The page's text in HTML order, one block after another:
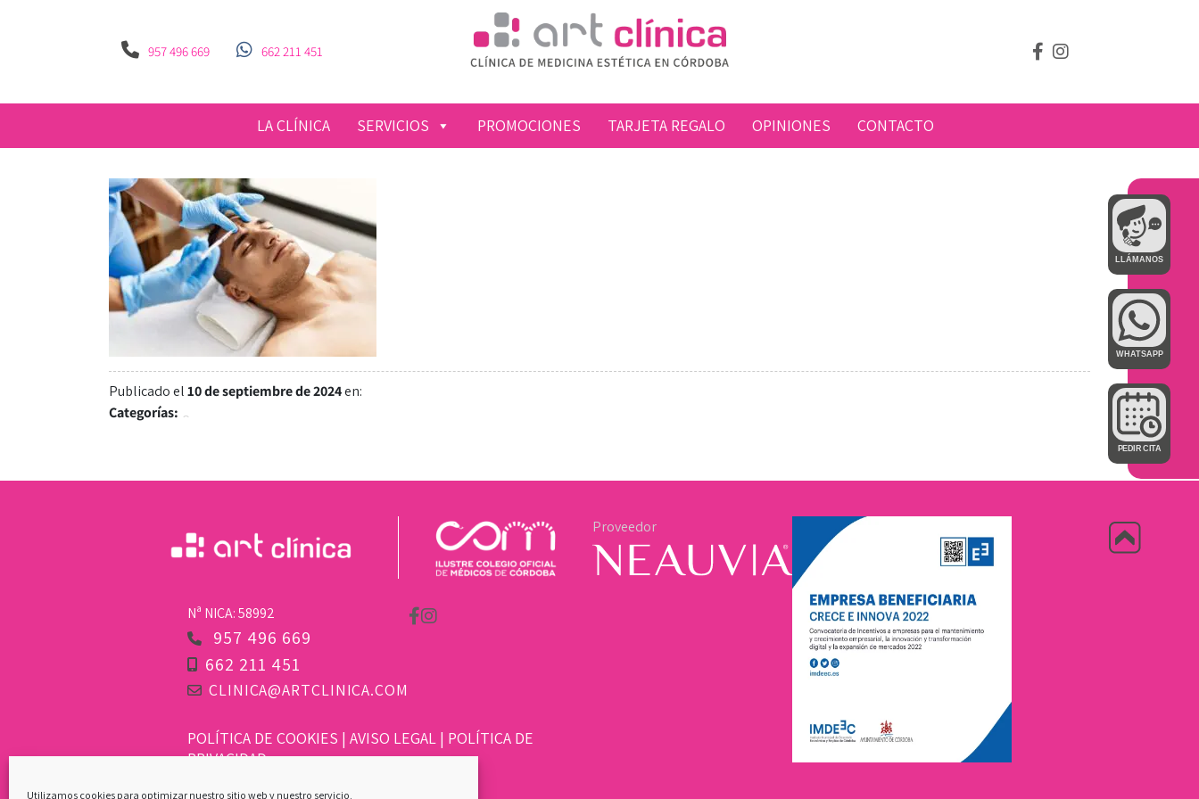
Utilizamos cookies para optimizar nuestro sitio web y nuestro servicio.
957 496 669 662 211 451
LA CLÍNICA SERVICIOS PROMOCIONES TARJETA REGALO OPINIONES CONTACTO
LLÁMANOS
WHATSAPP
PEDIR CITA
Publicado el10 de septiembre de 2024en:
Categorías:
Nª NICA: 58992
957 496 669
662 211 451
CLINICA@ARTCLINICA.COM
POLÍTICA DE COOKIES | AVISO LEGAL | POLÍTICA DE
PRIVACIDAD
Proveedor